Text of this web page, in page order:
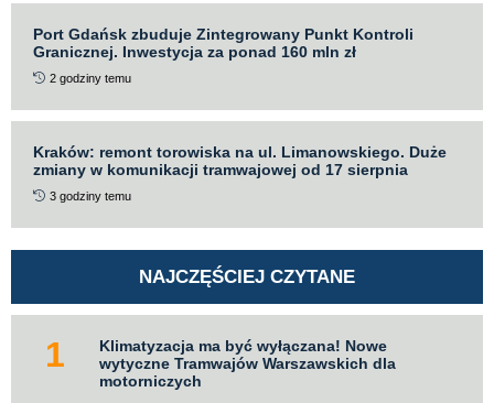
Port Gdańsk zbuduje Zintegrowany Punkt Kontroli
Granicznej. Inwestycja za ponad 160 mln zł
2 godziny temu
Kraków: remont torowiska na ul. Limanowskiego. Duże
zmiany w komunikacji tramwajowej od 17 sierpnia
3 godziny temu
NAJCZĘŚCIEJ CZYTANE
Klimatyzacja ma być wyłączana! Nowe
wytyczne Tramwajów Warszawskich dla
motorniczych